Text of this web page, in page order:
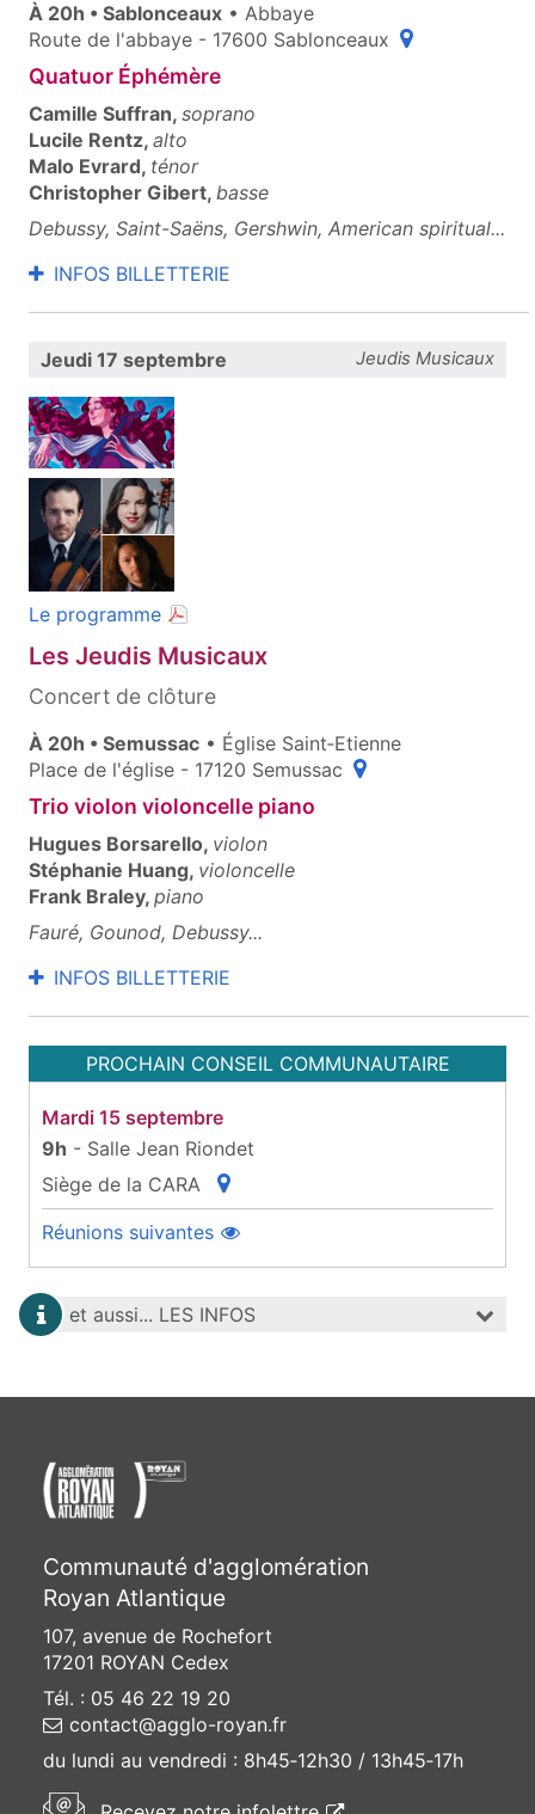
À 20h • Sablonceaux • Abbaye
Route de l'abbaye - 17600 Sablonceaux (ouvre une
Quatuor Éphémère
Camille Suffran, soprano
Lucile Rentz, alto
Malo Evrard, ténor
Christopher Gibert, basse
Debussy, Saint-Saëns, Gershwin, American spiritual...
INFOS BILLETTERIE
Jeudi 17 septembre Jeudis Musicaux
Le programme(document PDF, ouvre une nouvelle
Les Jeudis Musicaux
Concert de clôture
À 20h • Semussac • Église Saint‑Etienne
Place de l'église - 17120 Semussac (ouvre une fenêtre
Trio violon violoncelle piano
Hugues Borsarello, violon
Stéphanie Huang, violoncelle
Frank Braley, piano
Fauré, Gounod, Debussy...
INFOS BILLETTERIE
PROCHAIN CONSEIL COMMUNAUTAIRE
Mardi 15 septembre
9h - Salle Jean Riondet
Siège de la CARA
Situer
Réunions suivantes(ouvre une fenêtre popup)
et aussi... LES INFOS
Communauté d'agglomération
Royan Atlantique
107, avenue de Rochefort
17201 ROYAN Cedex
Tél. : 05 46 22 19 20
contact@agglo-royan.fr
du lundi au vendredi : 8h45‑12h30 / 13h45‑17h
(ouvre une nouvelle